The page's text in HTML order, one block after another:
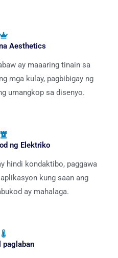
Aesthetics
ay maaaring tinain sa
mga kulay, pagbibigay ng
umangkop sa disenyo.
ng Elektriko
hindi kondaktibo, paggawa
kung saan ang
ay mahalaga.
paglaban